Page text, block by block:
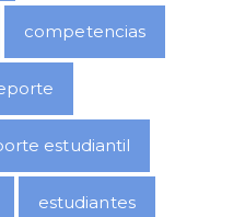
competencias
estudiantil
estudiantes